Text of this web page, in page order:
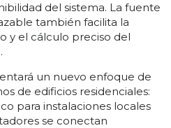
del sistema. La fuente
también facilita la
y el cálculo preciso del
un nuevo enfoque de
de edificios residenciales:
para instalaciones locales
se conectan